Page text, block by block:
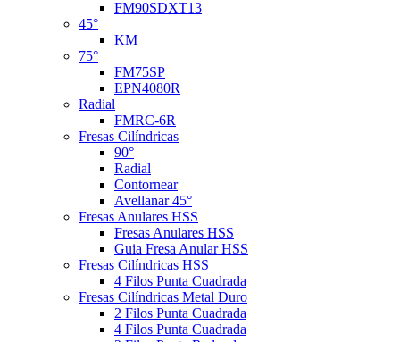
FM90SDXT13
45°
KM
75°
FM75SP
EPN4080R
Radial
FMRC-6R
Fresas Cilíndricas
90°
Radial
Contornear
Avellanar 45°
Fresas Anulares HSS
Fresas Anulares HSS
Guia Fresa Anular HSS
Fresas Cilíndricas HSS
4 Filos Punta Cuadrada
Fresas Cilíndricas Metal Duro
2 Filos Punta Cuadrada
4 Filos Punta Cuadrada